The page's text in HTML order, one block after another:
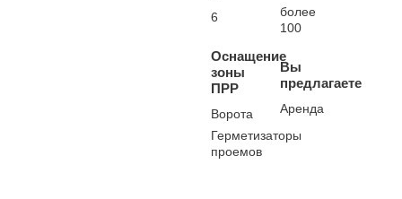
6
Оснащение
зоны
ПРР
Ворота
Герметизаторы
проемов
более
100
Вы
предлагаете
Аренда